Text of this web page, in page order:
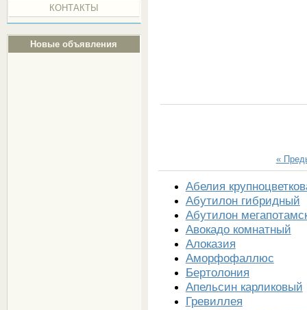
КОНТАКТЫ
Новые объявления
«
Абелия
Абутилон гибридный
Абутилон
Авокадо комнатный
Алоказия
Аморфофаллюс
Бертолония
Апельсин карликовый
Гревиллея